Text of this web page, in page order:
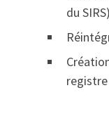
du SIRS)